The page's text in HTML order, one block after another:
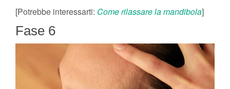
[Potrebbe interessarti: Come rilassare la mandibola]
Fase 6